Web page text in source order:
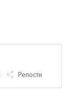
Репости